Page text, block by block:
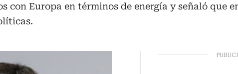
con Europa en términos de energía y señaló que